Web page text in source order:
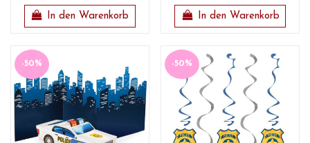
In den Warenkorb In den Warenkorb
-50% -50%